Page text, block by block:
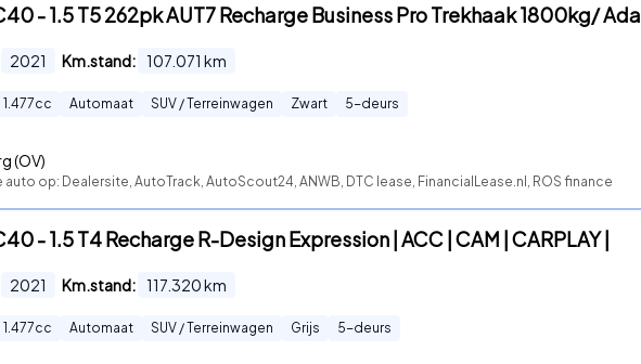
- 1.5 T5 262pk AUT7 Recharge Business Pro Trekhaak 1800kg/ Ada
2021 Km.stand: 107.071 km
1.477cc Automaat SUV / Terreinwagen Zwart 5-deurs
(OV)
auto op: Dealersite, AutoTrack, AutoScout24, ANWB, DTC lease, FinancialLease.nl, ROS finance
- 1.5 T4 Recharge R-Design Expression | ACC | CAM | CARPLAY |
2021 Km.stand: 117.320km
1.477cc Automaat SUV / Terreinwagen Grijs 5-deurs